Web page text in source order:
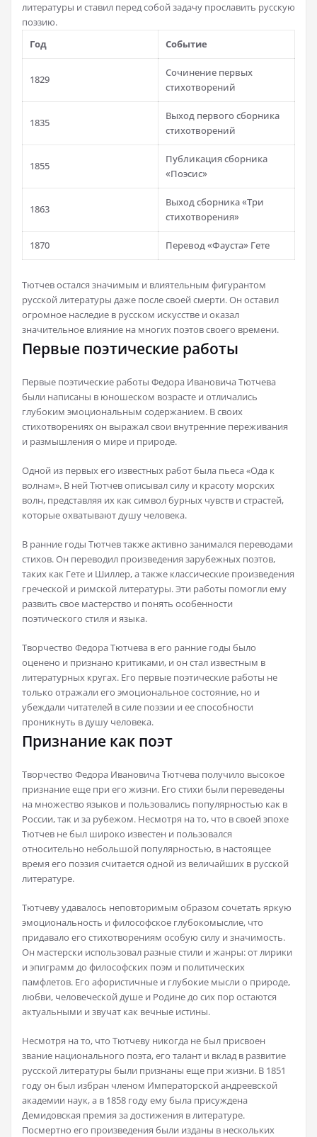
литературы и ставил перед собой задачу прославить русскую
поэзию.
Год
Событие
1829
Сочинение первых
стихотворений
1835
Выход первого сборника
стихотворений
1855
Публикация сборника
«Поэсис»
1863
Выход сборника «Три
стихотворения»
1870 Перевод «Фауста» Гете
Тютчев остался значимым и влиятельным фигурантом
русской литературы даже после своей смерти. Он оставил
огромное наследие в русском искусстве и оказал
значительное влияние на многих поэтов своего времени.
Первые поэтические работы
Первые поэтические работы Федора Ивановича Тютчева
были написаны в юношеском возрасте и отличались
глубоким эмоциональным содержанием. В своих
стихотворениях он выражал свои внутренние переживания
и размышления о мире и природе.
Одной из первых его известных работ была пьеса «Ода к
волнам». В ней Тютчев описывал силу и красоту морских
волн, представляя их как символ бурных чувств и страстей,
которые охватывают душу человека.
В ранние годы Тютчев также активно занимался переводами
стихов. Он переводил произведения зарубежных поэтов,
таких как Гете и Шиллер, а также классические произведения
греческой и римской литературы. Эти работы помогли ему
развить свое мастерство и понять особенности
поэтического стиля и языка.
Творчество Федора Тютчева в его ранние годы было
оценено и признано критиками, и он стал известным в
литературных кругах. Его первые поэтические работы не
только отражали его эмоциональное состояние, но и
убеждали читателей в силе поэзии и ее способности
проникнуть в душу человека.
Признание как поэт
Творчество Федора Ивановича Тютчева получило высокое
признание еще при его жизни. Его стихи были переведены
на множество языков и пользовались популярностью как в
России, так и за рубежом. Несмотря на то, что в своей эпохе
Тютчев не был широко известен и пользовался
относительно небольшой популярностью, в настоящее
время его поэзия считается одной из величайших в русской
литературе.
Тютчеву удавалось неповторимым образом сочетать яркую
эмоциональность и философское глубокомыслие, что
придавало его стихотворениям особую силу и значимость.
Он мастерски использовал разные стили и жанры: от лирики
и эпиграмм до философских поэм и политических
памфлетов. Его афористичные и глубокие мысли о природе,
любви, человеческой душе и Родине до сих пор остаются
актуальными и звучат как вечные истины.
Несмотря на то, что Тютчеву никогда не был присвоен
звание национального поэта, его талант и вклад в развитие
русской литературы были признаны еще при жизни. В 1851
году он был избран членом Императорской андреевской
академии наук, а в 1858 году ему была присуждена
Демидовская премия за достижения в литературе.
Посмертно его произведения были изданы в нескольких